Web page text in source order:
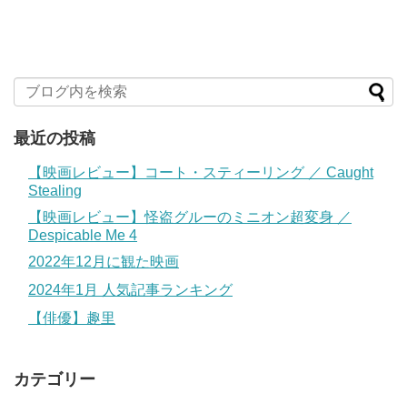
最近の投稿
【映画レビュー】コート・スティーリング ／ Caught
Stealing
【映画レビュー】怪盗グルーのミニオン超変身 ／
Despicable Me 4
2022年12月に観た映画
2024年1月 人気記事ランキング
【俳優】趣里
カテゴリー